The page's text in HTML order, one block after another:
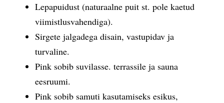
Lepapuidust (naturaalne puit st. pole kaetud
viimistlusvahendiga).
Sirgete jalgadega disain, vastupidav ja
turvaline.
Pink sobib suvilasse. terrassile ja sauna
eesruumi.
Pink sobib samuti kasutamiseks esikus,